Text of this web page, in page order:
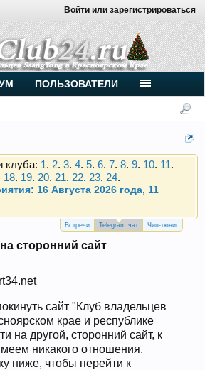
Войти или зарегистрироваться
нашего клуба!
вTelegram-чате.
дизелей от
Vahmurka
18.19.20.21.22.23.24.
16 Августа 2026 года, 11
нашего клуба!
вTelegram-чате.
дизелей от
клуба: 5. 8. 10
18.19.20. 21.22 .23.24.
16 Августа 2026 года, 11
Встречи Telegram чат Чип-тюниг
сторонний сайт
сайт "Клуб владельцев
крае и республике
на другой, сторонний сайт, к
никакого отношения.
ниже, чтобы перейти к
ПОЛЬЗОВАТЕЛИ